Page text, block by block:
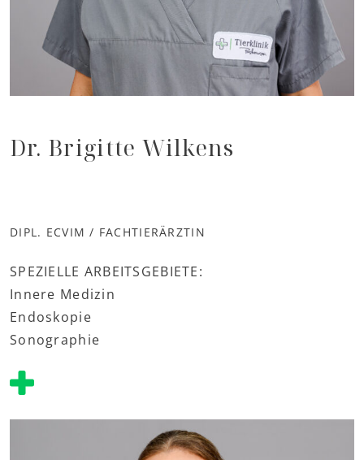
Dr. Brigitte Wilkens
DIPL. ECVIM / FACHTIERÄRZTIN
SPEZIELLE ARBEITSGEBIETE:
Innere Medizin
Endoskopie
Sonographie